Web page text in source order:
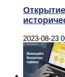
2023-08-23